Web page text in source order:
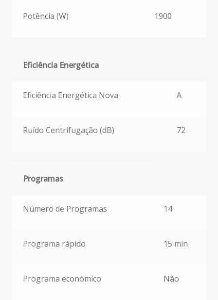
Potência (W) 1900
Eficiência Energética
Eficiência Energética Nova A
Ruído Centrifugação (dB) 72
Programas
Número de Programas 14
Programa rápido 15 min
Programa económico Não